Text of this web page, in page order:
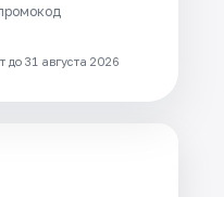
до 31 августа 2026